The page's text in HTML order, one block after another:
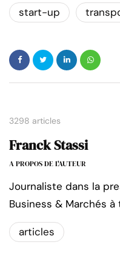
start-up
3298 articles
Franck Stassi
A PROPOS DE L'AUTEUR
Journaliste dans la
Business & Marchés
articles